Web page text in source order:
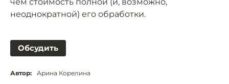
неоднократной) его обработки.
Обсудить
Автор: Арина Корелина